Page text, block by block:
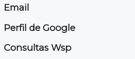
Email
Perfil de Google
Consultas Wsp